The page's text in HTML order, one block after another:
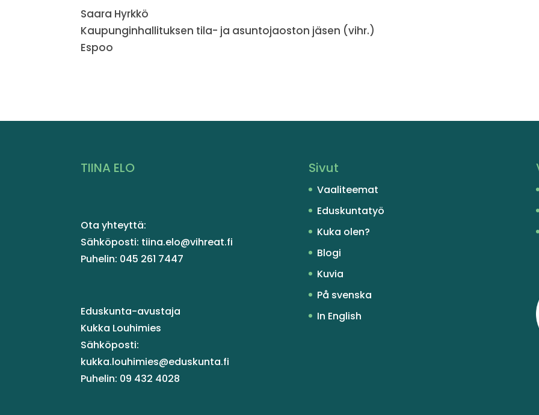
Saara Hyrkkö
Kaupunginhallituksen tila- ja asuntojaoston jäsen (vihr.)
Espoo
TIINA ELO
Ota yhteyttä:
Sähköposti: tiina.elo@vihreat.fi
Puhelin: 045 261 7447
Eduskunta-avustaja
Kukka Louhimies
Sähköposti:
kukka.louhimies@eduskunta.fi
Puhelin: 09 432 4028
Sivut
Vaaliteemat
Eduskuntatyö
Kuka olen?
Blogi
Kuvia
På svenska
In English